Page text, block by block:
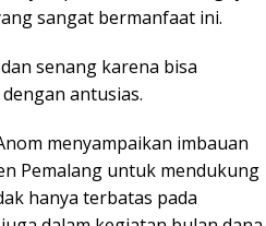
sangat bermanfaat ini.
senang karena bisa
antusias.
menyampaikan imbauan
Pemalang untuk mendukung
hanya terbatas pada